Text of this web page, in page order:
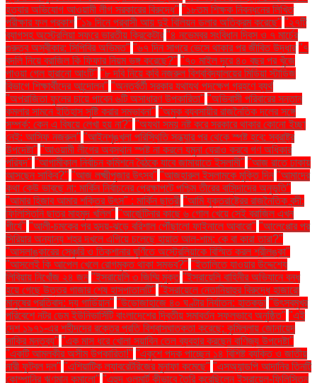
হত্যার অভিযোগ আওয়ামী লীগ সরকারের বিরুদ্ধে" "১৮তম শিক্ষক নিবন্ধনের লিখিত
পরীক্ষার ফল প্রকাশ "১৯ দিনে প্রবাসী আয় দুই বিলিয়ন ডলার অতিক্রম করেছে" "২৭টি
ব্যাগসহ অস্ট্রেলিয়া সফরে ভারতীয় ক্রিকেটার "৪ নভেম্বর সংবিধান দিবস ও ৭ মার্চের
গুরুত্ব অস্বীকার: সিপিবির অভিমত" "৬৭ দিন সাগরে ভেসে থাকার পর জীবিত উদ্ধার "৭
বদলি নিয়ে ব্রাজিল কি ফিফার নিয়ম ভঙ্গ করেছে?" "৭০ মাইল দূরে ৪০ বছর পর খুঁজে
পাওয়া গেল হারানো আংটি" "৮ দবি নিয়ে কবি নজরুল বিশ্ববিদ্যালয়ের মিডিয়া স্টাডিজ
বিভাগে শিক্ষার্থীদের আন্দোলন" "অন্তর্বর্তী সরকার যথাযথ পদক্ষেপ গ্রহণে ব্যর্থ
"অপরাজিতা ফুলের চায়ে পাবেন ৬টি অসাধারণ উপকারিতা" "অভিবাসী পরিবারের সন্তান
কমলার সামনে ইতিহাস সৃষ্টি করার সম্ভাবনা" "অমুক ব্যবসায়ীর রাজনৈতিক দলের সঙ্গে
সম্পর্ক: কেন এ বিষয়ে লেখা হয় না?" "অযথা সময় নষ্ট করে সরকারে থাকার কোনো ইচ্ছা
নেই: আসিফ নজরুল" "আইনশৃঙ্খলা পরিস্থিতি সন্ধ্যার পর থেকে স্পষ্ট হবে: স্বরাষ্ট্র
উপদেষ্টা" "আওয়ামী লীগের অবস্থান স্পষ্ট না করলে যমুনা ঘেরাও করবে গণ অধিকার
পরিষদ" "আগামীকাল নির্বাচন কমিশনে বৈঠকে যাবে জামায়াতে ইসলামী" "আজ রাতে ঢাকায়
আসছেন সাকিব?" "আজ লক্ষ্মীপূজার উৎসব" "আজহারুল ইসলামকে মুক্তি দিন "আমাদের
কথা কেউ ভাবছে না: মার্কিন নির্বাচনের প্রেক্ষাপটে পশ্চিম তীরের বাসিন্দাদের অনুভূতি"
"আমার হিজাব আমার শক্তির উৎস" : মার্কিন ছাত্রী "আমি যুক্তরাষ্ট্রের রাজনৈতিক বন্দী:
ফিলিস্তিনি ছাত্র মাহমুদ খলিল" "আর্জেন্টিনার কাছে ৬ গোল খেয়ে সেই ব্রাজিল এখন
শীর্ষে" "আলী-চমকের পর হৃদয়-ঝড়ে বরিশাল পৌঁছালো ফাইনালে আবারো" "আলেপ্পোর পর
সিরিয়ার অন্যান্য শহর দখলে এগিয়ে চলেছে হায়াত আল-শাম: কে বা কারা তারা?"
"আসলাঙ্কারের সেঞ্চুরি ও তিকশানার ঘূর্ণিতে অস্ট্রেলিয়াকে বিস্মিত করল শ্রীলঙ্কা"
"আসলেই কি আপেল খেলে রোগমুক্ত থাকা সম্ভব?" "ইতালিতে যাওয়ার উদ্দেশ্যে
লিবিয়ায় নিখোঁজ ২৪ জন "ইসরায়েলি ৩ জিম্মি মুক্ত "ইসরায়েলি বাহিনীর অভিযানে বন্ধ
হয়ে গেছে উত্তর গাজার শেষ হাসপাতালটি" "ইসরায়েলে নেতানিয়াহুর বিরুদ্ধে হাজারো
মানুষের প্রতিবাদ: দ্য গার্ডিয়ান" "উড়োজাহাজে ৪০ ঘণ্টার নির্যাতন: হাতকড়া "উৎসবমুখর
পরিবেশে নটর ডেম ইউনিভার্সিটি বাংলাদেশের দ্বিতীয় সমাবর্তন সফলভাবে অনুষ্ঠিত" "এই
দেশ ১৯৭১-এর শহীদদের রক্তের প্রতি বিশ্বাসঘাতকতা করেছে: কুমিল্লায় জোনায়েদ
সাকির মন্তব্য" "এক মাস ধরে খোলা সয়াবিন তেল ব্যবহার করছেন বাণিজ্য উপদেষ্টা"
"একটি আমলকীর অসীম উপকারিতা!" "একুশে পদক পাচ্ছেন ১৪ বিশিষ্ট ব্যক্তি ও জাতীয়
নারী ফুটবল দল" "এশিয়াটিক ল্যাবরেটরিজের মুনাফা কমেছে" "এসঅ্যান্ডপি আদানির তিনটি
কোম্পানির ঋণমান কমালো" "এহুদ ওলমার্ট কীভাবে তৈরি করেছিলেন ইসরায়েল-ফিলিস্তিন